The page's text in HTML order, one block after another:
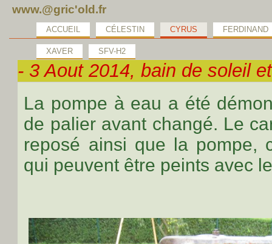
www.@gric'old.fr
ACCUEIL CÉLESTIN CYRUS FERDINAND
XAVER SFV-H2
- 3 Aout 2014, bain de soleil
La pompe à eau a été
de palier avant changé. Le
reposé ainsi que la pompe,
qui peuvent être peints avec